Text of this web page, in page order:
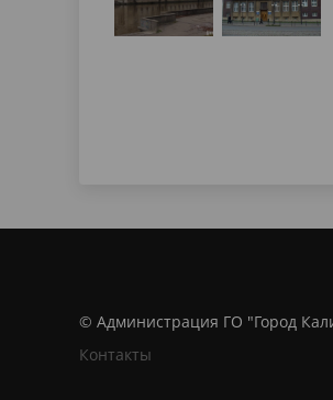
© Администрация ГО "Город
Контакты